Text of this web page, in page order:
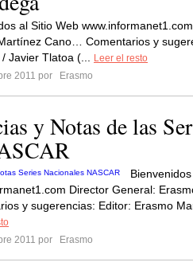
al Sitio Web
Cano… Comentarios y
Javier Tlatoa (...
Leer el resto
2011 por
Erasmo
y Notas de las
Director General:
y sugerencias: Editor: Erasmo
2011 por
Erasmo